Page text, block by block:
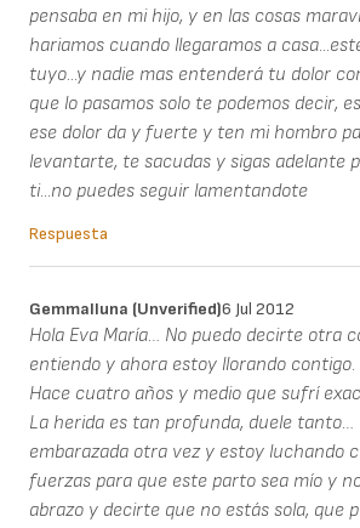
pensaba en mi hijo, y en las cosas
hariamos cuando llegaramos a
tuyo...y nadie mas entenderá tu dolor
que lo pasamos solo te podemos decir,
ese dolor da y fuerte y ten mi hombro
levantarte, te sacudas y sigas adelante
ti...no puedes seguir lamentandote
Respuesta
Gemmalluna (unverified)6 Jul 2012
Hola Eva María… No puedo decirte otra
entiendo y ahora estoy llorando contigo.
Hace cuatro años y medio que sufrí
La herida es tan profunda, duele tanto…
embarazada otra vez y estoy luchando
fuerzas para que este parto sea mío y
abrazo y decirte que no estás sola, que